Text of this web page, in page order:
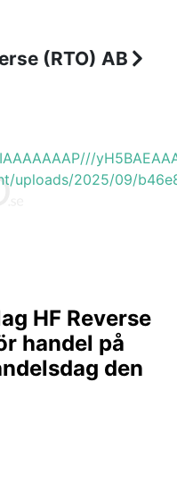
(RTO) AB
2025/09/
HF Reverse
handel på
den